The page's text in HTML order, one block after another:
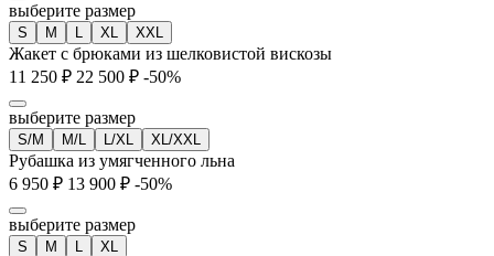
выберите размер
S M L XL XXL
Жакет с брюками из шелковистой вискозы
11 250 ₽ 22 500 ₽ -50%
выберите размер
S/M M/L L/XL XL/XXL
Рубашка из умягченного льна
6 950 ₽ 13 900 ₽ -50%
выберите размер
S M L XL